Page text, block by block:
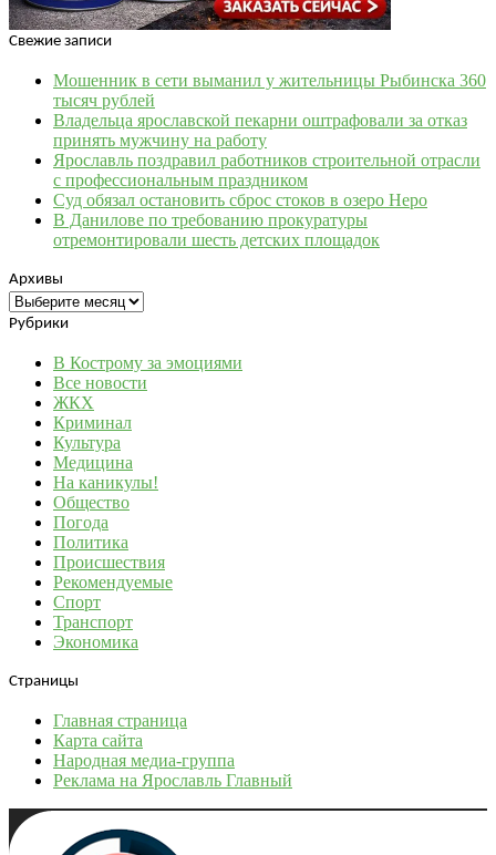
Свежие записи
Мошенник в сети выманил у жительницы Рыбинска 360
тысяч рублей
Владельца ярославской пекарни оштрафовали за отказ
принять мужчину на работу
Ярославль поздравил работников строительной отрасли
с профессиональным праздником
Суд обязал остановить сброс стоков в озеро Неро
В Данилове по требованию прокуратуры
отремонтировали шесть детских площадок
Архивы
Архивы
Рубрики
В Кострому за эмоциями
Все новости
ЖКХ
Криминал
Культура
Медицина
На каникулы!
Общество
Погода
Политика
Происшествия
Рекомендуемые
Спорт
Транспорт
Экономика
Страницы
Главная страница
Карта сайта
Народная медиа-группа
Реклама на Ярославль Главный